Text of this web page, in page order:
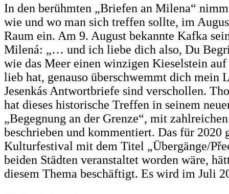
In den berühmten „Briefen an Milena“
wie und wo man sich treffen sollte, im
Raum ein. Am 9. August bekannte Kafka
Milená: „… und ich liebe dich also, Du
wie das Meer einen winzigen Kieselstein auf
lieb hat, genauso überschwemmt dich mein
Jesenkás Antwortbriefe sind verschollen.
hat dieses historische Treffen in seinem
„Begegnung an der Grenze“, mit
beschrieben und kommentiert. Das für 2020
Kulturfestival mit dem Titel „Übergänge/
beiden Städten veranstaltet worden wäre,
diesem Thema beschäftigt. Es wird im Juli